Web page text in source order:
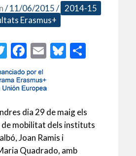
/11/06/2015/ 2014-15
Erasmus+
T
w
itt
F
ac
e
o
o
k
E
ai
Bl
ar
te
dia 29 de maig els
mobilitat dels instituts
Joan Ramis i
Quadrado, amb